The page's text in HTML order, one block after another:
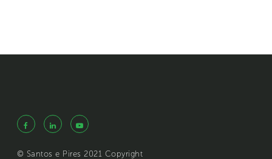
© Santos e Pires 2021 Copyright